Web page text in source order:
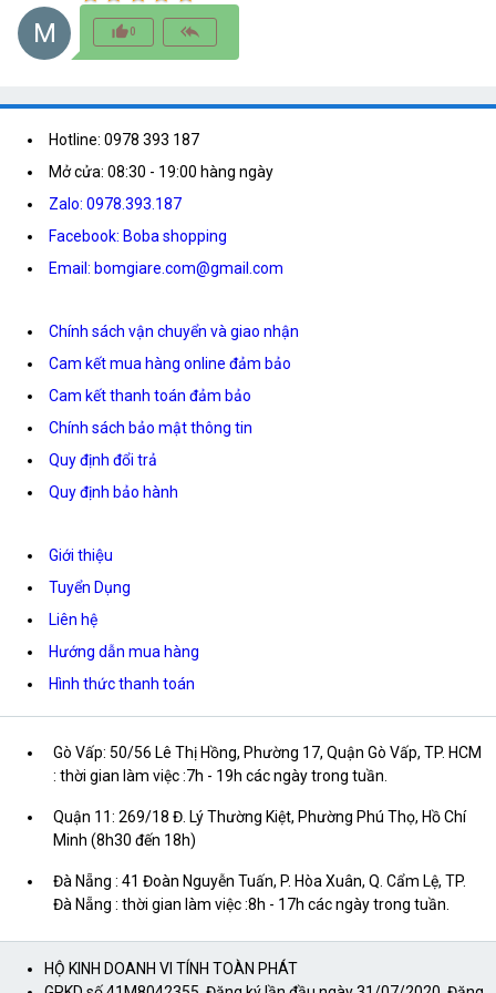
M thumb_up_alt0 reply_all
Hotline: 0978 393 187
Mở cửa: 08:30 - 19:00 hàng ngày
Zalo: 0978.393.187
Facebook: Boba shopping
Email: bomgiare.com@gmail.com
Chính sách vận chuyển và giao nhận
Cam kết mua hàng online đảm bảo
Cam kết thanh toán đảm bảo
Chính sách bảo mật thông tin
Quy định đổi trả
Quy định bảo hành
Giới thiệu
Tuyển Dụng
Liên hệ
Hướng dẫn mua hàng
Hình thức thanh toán
Gò Vấp: 50/56 Lê Thị Hồng, Phường 17, Quận Gò Vấp, TP. HCM
: thời gian làm việc :7h - 19h các ngày trong tuần.
Quận 11: 269/18 Đ. Lý Thường Kiệt, Phường Phú Thọ, Hồ Chí
Minh (8h30 đến 18h)
Đà Nẵng : 41 Đoàn Nguyễn Tuấn, P. Hòa Xuân, Q. Cẩm Lệ, TP.
Đà Nẵng : thời gian làm việc :8h - 17h các ngày trong tuần.
HỘ KINH DOANH VI TÍNH TOÀN PHÁT